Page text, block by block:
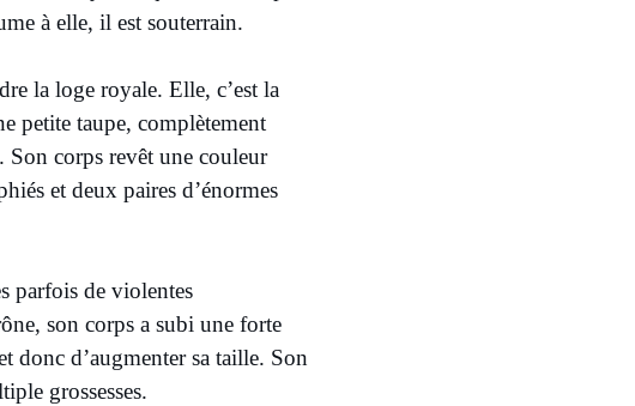
à elle, il est souterrain.
la loge royale. Elle, c’est la
petite taupe, complètement
Son corps revêt une couleur
et deux paires d’énormes
parfois de violentes
son corps a subi une forte
donc d’augmenter sa taille. Son
grossesses.